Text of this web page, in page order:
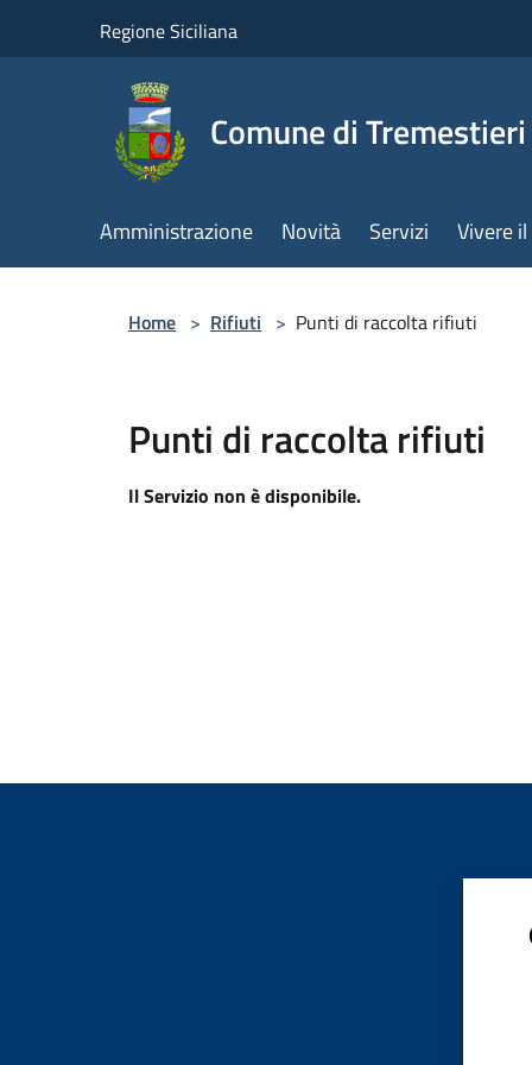
Regione Siciliana
Comune di
Amministrazione Novità Servizi Vivere
Home > Rifiuti > Punti di raccolta rifiuti
Punti di raccolta rifiuti
Il Servizio non è disponibile.